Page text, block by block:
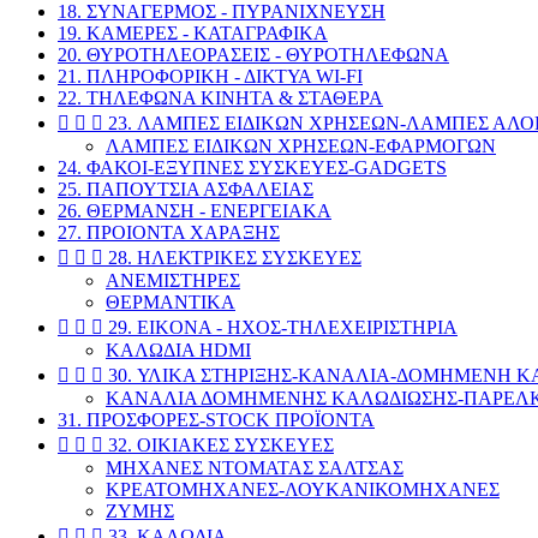
18. ΣΥΝΑΓΕΡΜΟΣ - ΠΥΡΑΝΙΧΝΕΥΣΗ
19. ΚΑΜΕΡΕΣ - ΚΑΤΑΓΡΑΦΙΚΑ
20. ΘΥΡΟΤΗΛΕΟΡΑΣΕΙΣ - ΘΥΡΟΤΗΛΕΦΩΝΑ
21. ΠΛΗΡΟΦΟΡΙΚΗ - ΔΙΚΤΥΑ WI-FI
22. ΤΗΛΕΦΩΝΑ ΚΙΝΗΤΑ & ΣΤΑΘΕΡΑ
   23. ΛΑΜΠΕΣ ΕΙΔΙΚΩΝ ΧΡΗΣΕΩΝ-ΛΑΜΠΕΣ
ΛΑΜΠΕΣ ΕΙΔΙΚΩΝ ΧΡΗΣΕΩΝ-ΕΦΑΡΜΟΓΩΝ
24. ΦΑΚΟΙ-ΕΞΥΠΝΕΣ ΣΥΣΚΕΥΕΣ-GADGETS
25. ΠΑΠΟΥΤΣΙΑ ΑΣΦΑΛΕΙΑΣ
26. ΘΕΡΜΑΝΣΗ - ΕΝΕΡΓΕΙΑΚΑ
27. ΠΡΟΙΟΝΤΑ ΧΑΡΑΞΗΣ
   28. ΗΛΕΚΤΡΙΚΕΣ ΣΥΣΚΕΥΕΣ
ΑΝΕΜΙΣΤΗΡΕΣ
ΘΕΡΜΑΝΤΙΚΑ
   29. EIKONA - ΗΧΟΣ-ΤΗΛΕΧΕΙΡΙΣΤΗΡΙΑ
ΚΑΛΩΔΙΑ HDMI
   30. ΥΛΙΚΑ ΣΤΗΡΙΞΗΣ-ΚΑΝΑΛΙΑ-ΔΟΜΗΜΕΝΗ
ΚΑΝΑΛΙΑ ΔΟΜΗΜΕΝΗΣ ΚΑΛΩΔΙΩΣΗΣ-
31. ΠΡΟΣΦΟΡΕΣ-STOCK ΠΡΟΪΟΝΤΑ
   32. ΟΙΚΙΑΚΕΣ ΣΥΣΚΕΥΕΣ
ΜΗΧΑΝΕΣ ΝΤΟΜΑΤΑΣ ΣΑΛΤΣΑΣ
KΡΕΑΤΟΜΗΧΑΝΕΣ-ΛΟΥΚΑΝΙΚΟΜΗΧΑΝΕΣ
ΖΥΜΗΣ